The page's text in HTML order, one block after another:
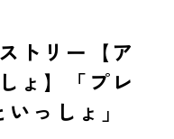
トリー【ア
ょ】「プレ
っしょ」